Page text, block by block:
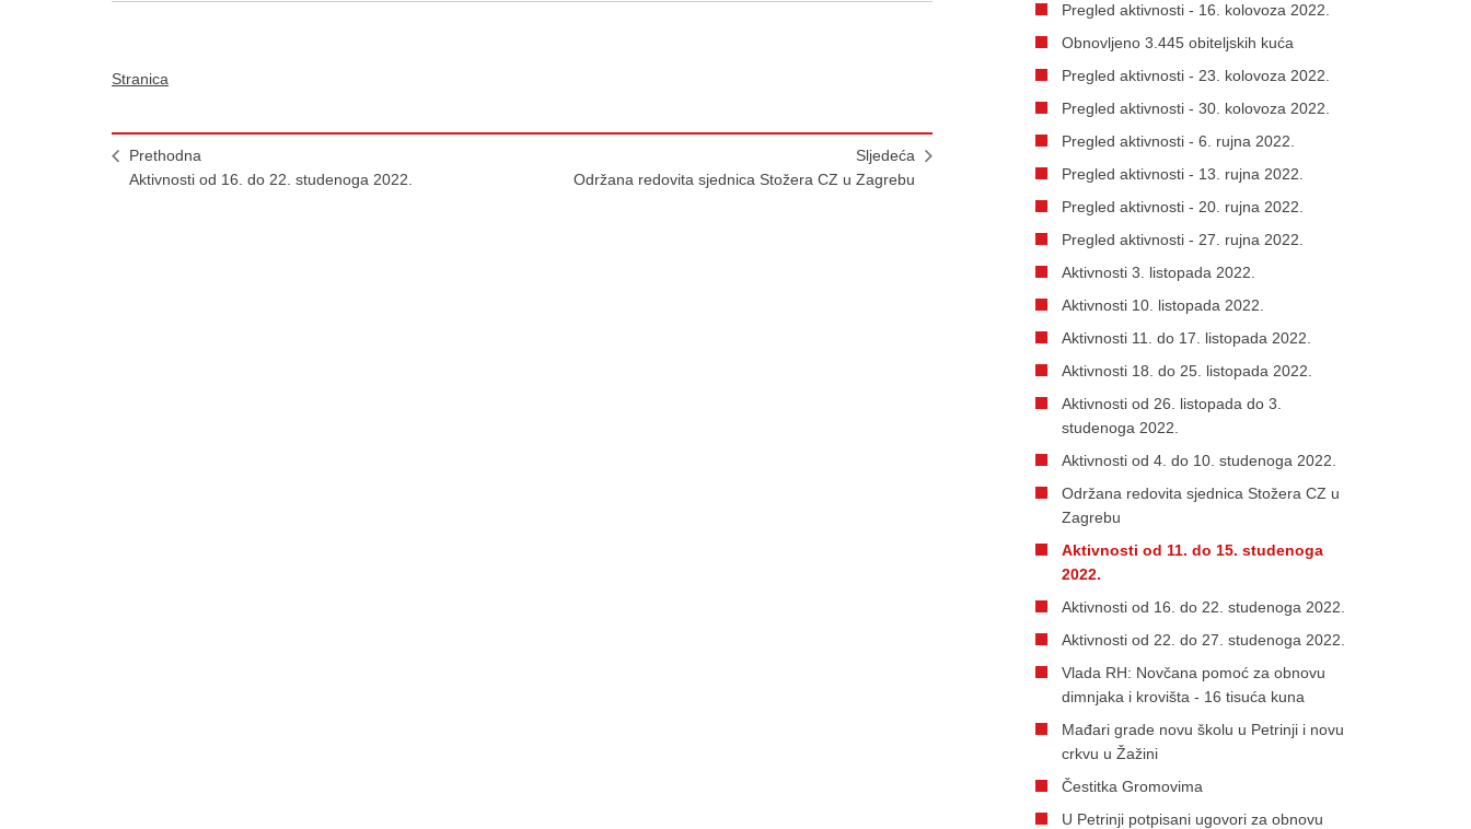
Stranica
Prethodna
Aktivnosti od 16. do 22. studenoga 2022.
Sljedeća
Održana redovita sjednica Stožera CZ u Zagrebu
Pregled aktivnosti - 16. kolovoza 2022.
Obnovljeno 3.445 obiteljskih kuća
Pregled aktivnosti - 23. kolovoza 2022.
Pregled aktivnosti - 30. kolovoza 2022.
Pregled aktivnosti - 6. rujna 2022.
Pregled aktivnosti - 13. rujna 2022.
Pregled aktivnosti - 20. rujna 2022.
Pregled aktivnosti - 27. rujna 2022.
Aktivnosti 3. listopada 2022.
Aktivnosti 10. listopada 2022.
Aktivnosti 11. do 17. listopada 2022.
Aktivnosti 18. do 25. listopada 2022.
Aktivnosti od 26. listopada do 3.
studenoga 2022.
Aktivnosti od 4. do 10. studenoga 2022.
Održana redovita sjednica Stožera CZ u
Zagrebu
Aktivnosti od 11. do 15. studenoga
2022.
Aktivnosti od 16. do 22. studenoga 2022.
Aktivnosti od 22. do 27. studenoga 2022.
Vlada RH: Novčana pomoć za obnovu
dimnjaka i krovišta - 16 tisuća kuna
Mađari grade novu školu u Petrinji i novu
crkvu u Žažini
Čestitka Gromovima
U Petrinji potpisani ugovori za obnovu